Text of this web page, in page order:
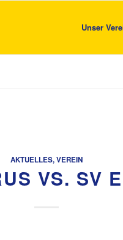
Unser
AKTUELLES,VEREIN
VS. SV